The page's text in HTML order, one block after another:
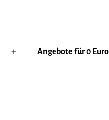
Angebote für 0 Euro